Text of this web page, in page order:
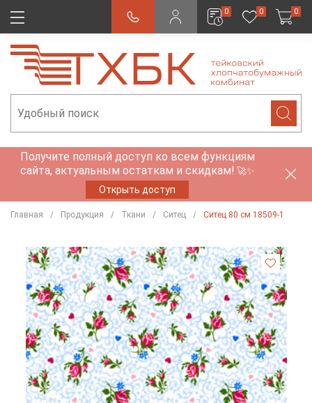
0 0 0
Получите полный доступ ко всем функциям
сайта, актуальным остаткам и скидкам! 🚀✨
Открыть доступ
Главная Продукция Ткани Ситец Ситец 80 см 18509-1